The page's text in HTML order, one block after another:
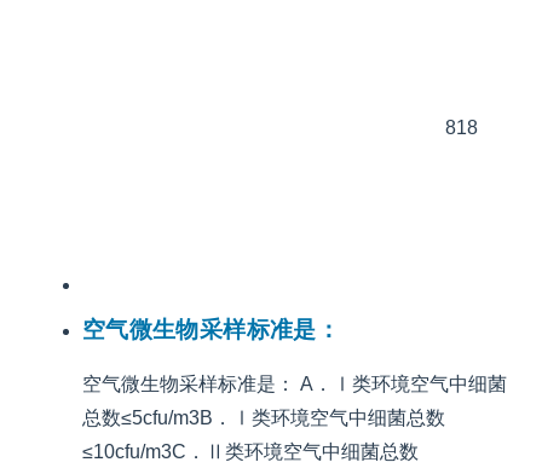
818
空气微生物采样标准是：
空气微生物采样标准是： A．Ⅰ类环境空气中细菌
总数≤5cfu/m3B．Ⅰ类环境空气中细菌总数
≤10cfu/m3C．Ⅱ类环境空气中细菌总数